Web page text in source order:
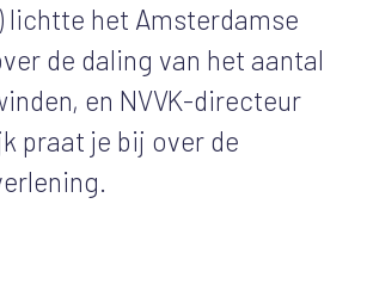
lichtte het Amsterdamse
de daling van het aantal
en NVVK-directeur
praat je bij over de